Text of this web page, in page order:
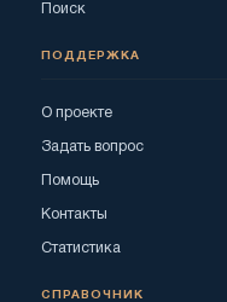
Поиск
ПОДДЕРЖКА
О проекте
Задать вопрос
Помощь
Контакты
Статистика
СПРАВОЧНИК